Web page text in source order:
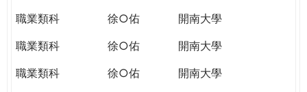
職業類科
徐○佑
開南大學
職業類科
徐○佑
開南大學
職業類科
徐○佑
開南大學